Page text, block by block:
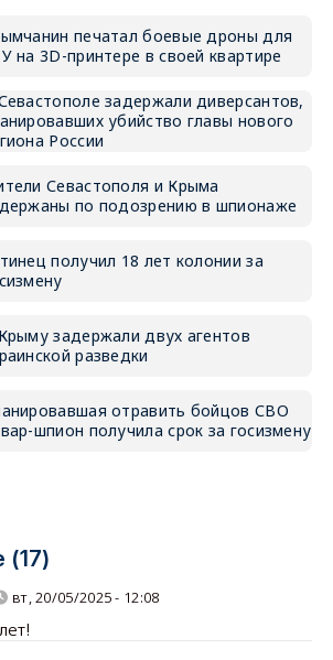
печатал боевые дроны для
на 3D-принтере в своей квартире
задержали диверсантов,
убийство главы нового
России
Севастополя и Крыма
по подозрению в шпионаже
получил 18 лет колонии за
задержали двух агентов
разведки
отравить бойцов СВО
шпион получила срок за госизмену
вт, 20/05/2025 - 12:08